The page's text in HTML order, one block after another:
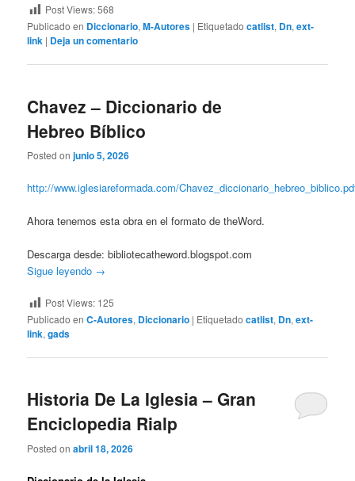
Post Views:568
Publicado en Diccionario,M-Autores | Etiquetado catlist, Dn,ext-
link | Deja un comentario
Chavez – Diccionario de
Hebreo Bíblico
Posted onjunio 5, 2026
http://www.iglesiareformada.com/
Ahora tenemos esta obra en el formato de theWord.
Descarga desde: bibliotecatheword.blogspot.com
Sigue leyendo →
Post Views: 125
Publicado en C-Autores, Diccionario | Etiquetado catlist, Dn,ext-
link,gads
Historia De La Iglesia – Gran
Enciclopedia Rialp
Posted onabril 18, 2026